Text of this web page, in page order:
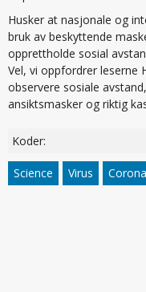
Husker at nasjonale og
bruk av beskyttende
opprettholde sosial
Vel, vi oppfordrer leserne
observere sosiale
ansiktsmasker og riktig
Koder:
Science Virus